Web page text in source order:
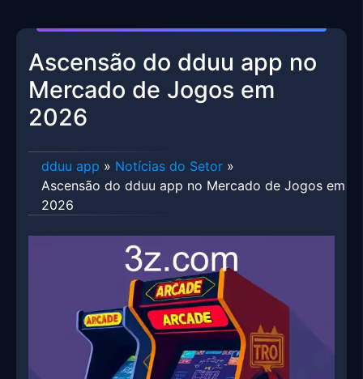
Ascensão do dduu app no
Mercado de Jogos em
2026
dduu app » Notícias do Setor »
Ascensão do dduu app no Mercado de Jogos em
2026